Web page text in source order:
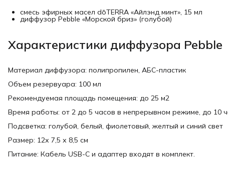
смесь эфирных масел dōTERRA «Айлэнд минт», 15 мл
диффузор Pebble «Морской бриз» (голубой)
Характеристики диффузора Pebble
Материал диффузора: полипропилен, АБС-пластик
Объем резервуара: 100 мл
Рекомендуемая площадь помещения: до 25 м2
Время работы: от 2 до 5 часов в непрерывном режиме, до 10
Подсветка: голубой, белый, фиолетовый, желтый и синий свет
Размер: 12х 7,5 х 8,5 см
Питание: Кабель USB-C и адаптер входят в комплект.